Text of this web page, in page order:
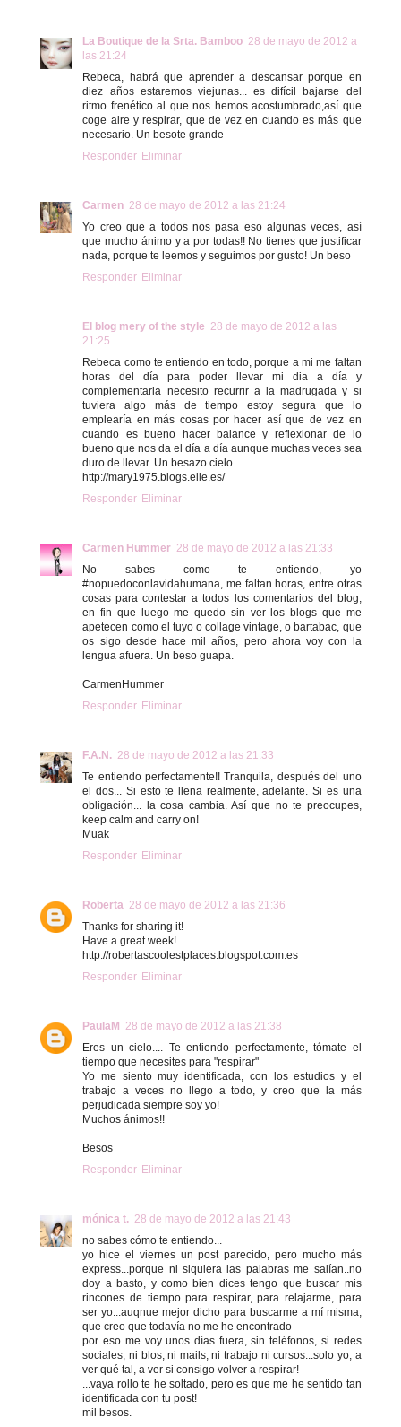
La Boutique de la Srta. Bamboo 28 de mayo de 2012 a
las 21:24
Rebeca, habrá que aprender a descansar porque en
diez años estaremos viejunas... es difícil bajarse del
ritmo frenético al que nos hemos acostumbrado,así que
coge aire y respirar, que de vez en cuando es más que
necesario. Un besote grande
Responder Eliminar
Carmen 28 de mayo de 2012 a las 21:24
Yo creo que a todos nos pasa eso algunas veces, así
que mucho ánimo y a por todas!! No tienes que justificar
nada, porque te leemos y seguimos por gusto! Un beso
Responder Eliminar
El blog mery of the style 28 de mayo de 2012 a las
21:25
Rebeca como te entiendo en todo, porque a mi me faltan
horas del día para poder llevar mi dia a día y
complementarla necesito recurrir a la madrugada y si
tuviera algo más de tiempo estoy segura que lo
emplearía en más cosas por hacer así que de vez en
cuando es bueno hacer balance y reflexionar de lo
bueno que nos da el día a día aunque muchas veces sea
duro de llevar. Un besazo cielo.
http://mary1975.blogs.elle.es/
Responder Eliminar
Carmen Hummer 28 de mayo de 2012 a las 21:33
No sabes como te entiendo, yo
#nopuedoconlavidahumana, me faltan horas, entre otras
cosas para contestar a todos los comentarios del blog,
en fin que luego me quedo sin ver los blogs que me
apetecen como el tuyo o collage vintage, o bartabac, que
os sigo desde hace mil años, pero ahora voy con la
lengua afuera. Un beso guapa.
CarmenHummer
Responder Eliminar
F.A.N. 28 de mayo de 2012 a las 21:33
Te entiendo perfectamente!! Tranquila, después del uno
el dos... Si esto te llena realmente, adelante. Si es una
obligación... la cosa cambia. Así que no te preocupes,
keep calm and carry on!
Muak
Responder Eliminar
Roberta 28 de mayo de 2012 a las 21:36
Thanks for sharing it!
Have a great week!
http://robertascoolestplaces.blogspot.com.es
Responder Eliminar
PaulaM 28 de mayo de 2012 a las 21:38
Eres un cielo.... Te entiendo perfectamente, tómate el
tiempo que necesites para "respirar"
Yo me siento muy identificada, con los estudios y el
trabajo a veces no llego a todo, y creo que la más
perjudicada siempre soy yo!
Muchos ánimos!!
Besos
Responder Eliminar
mónica t. 28 de mayo de 2012 a las 21:43
no sabes cómo te entiendo...
yo hice el viernes un post parecido, pero mucho más
express...porque ni siquiera las palabras me salían..no
doy a basto, y como bien dices tengo que buscar mis
rincones de tiempo para respirar, para relajarme, para
ser yo...auqnue mejor dicho para buscarme a mí misma,
que creo que todavía no me he encontrado
por eso me voy unos días fuera, sin teléfonos, si redes
sociales, ni blos, ni mails, ni trabajo ni cursos...solo yo, a
ver qué tal, a ver si consigo volver a respirar!
...vaya rollo te he soltado, pero es que me he sentido tan
identificada con tu post!
mil besos.